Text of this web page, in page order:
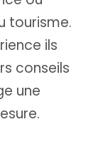
tourisme.
ils
conseils
une